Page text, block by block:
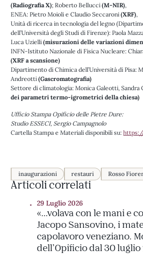
(Radiografia X); Roberto Bellucci(M-NIR),
ENEA: Pietro Moioli e Claudio Seccaroni(XRF),
Unità di ricerca in tecnologia del legno
dell’Università degli Studi di Firenze): Paola
Luca Uzielli(misurazioni delle variazioni
INFN-Istituto Nazionale di Fisica Nucleare:
(XRF a scansione)
Dipartimento di Chimica dell’Università di Pisa:
Andreotti(Gascromatografia)
Settore di climatologia: Monica Galeotti, Sandra
dei parametri termo-igrometrici della chiesa)
Ufficio Stampa Opificio delle Pietre Dure:
Studio ESSECI, Sergio Campagnolo
Cartella Stampa e Materiali disponibili su:
inaugurazioni restauri Rosso
Articoli correlati
29 Luglio 2026
«…volava con le mani e
Jacopo Sansovino, i
capolavoro veneziano.
dell’Opificio dal 30 luglio